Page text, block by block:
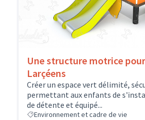
Une structure motrice
Larçéens
Créer un espace vert délimité,
permettant aux enfants de
de détente et équipé...
Environnement et cadre de vie